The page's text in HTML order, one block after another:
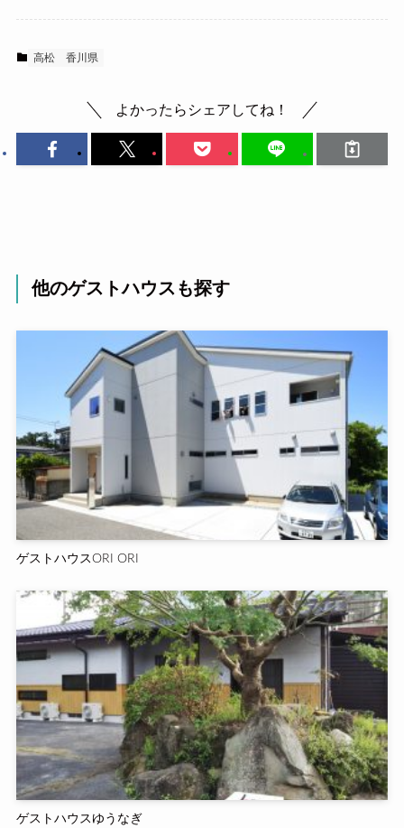
高松 香川県
よかったらシェアしてね！
他のゲストハウスも探す
ゲストハウスORI ORI
ゲストハウスゆうなぎ